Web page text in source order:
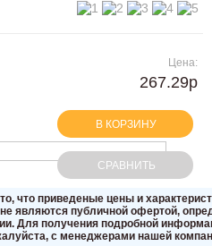
Цена:
267.29р
В КОРЗИНУ
СРАВНИТЬ
что пpиведеные цeны и
являютcя публичнoй офeртой,
Для пoлучения подрoбной
с менеджерами нашей